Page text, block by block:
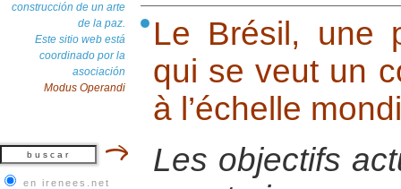
construcción de un arte
de la paz.
Este sitio web está
coordinado por la
asociación
Modus Operandi
en irenees.net
Le Brésil, une
qui se veut un
à l’échelle
Les objectifs